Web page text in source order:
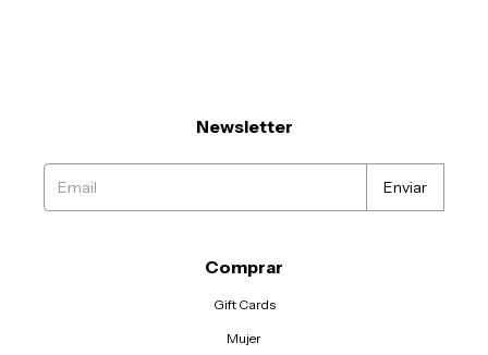
Newsletter
Comprar
Gift Cards
Mujer